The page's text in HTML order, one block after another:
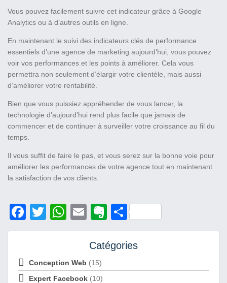
Vous pouvez facilement suivre cet indicateur grâce à Google
Analytics ou à d’autres outils en ligne.
En maintenant le suivi des indicateurs clés de performance
essentiels d’une agence de marketing aujourd’hui, vous pouvez
voir vos performances et les points à améliorer. Cela vous
permettra non seulement d’élargir votre clientèle, mais aussi
d’améliorer votre rentabilité.
Bien que vous puissiez appréhender de vous lancer, la
technologie d’aujourd’hui rend plus facile que jamais de
commencer et de continuer à surveiller votre croissance au fil du
temps.
Il vous suffit de faire le pas, et vous serez sur la bonne voie pour
améliorer les performances de votre agence tout en maintenant
la satisfaction de vos clients.
Facebook
Twitter
WhatsApp
EmailEvernote
Share
Catégories
Conception Web (15)
Expert Facebook (10)